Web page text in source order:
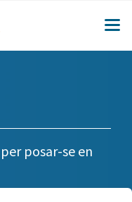
posar-se en